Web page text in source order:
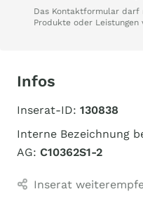
Das Kontaktformular darf
Produkte oder
Infos
Inserat-ID: 130838
Interne Bezeichnung
AG: C10362S1-2
Inserat